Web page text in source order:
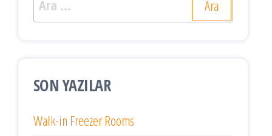
SON YAZILAR
Walk-in Freezer Rooms